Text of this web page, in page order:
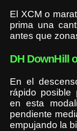
El XCM o
prima una
antes que
DH DownHill
En el
rápido posible
en esta
pendiente
empujando la